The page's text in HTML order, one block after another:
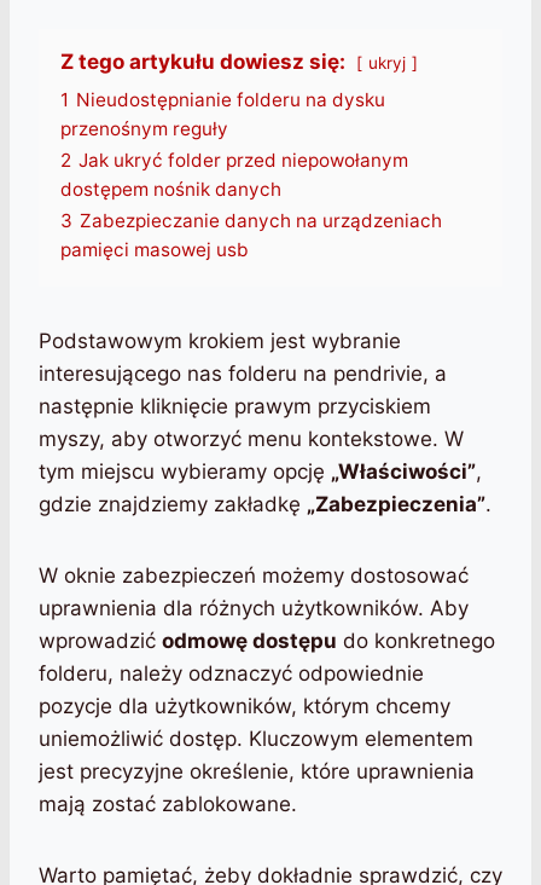
Z tego artykułu dowiesz się: ukryj
1 Nieudostępnianie folderu na dysku
przenośnym reguły
2 Jak ukryć folder przed niepowołanym
dostępem nośnik danych
3 Zabezpieczanie danych na urządzeniach
pamięci masowej usb
Podstawowym krokiem jest wybranie
interesującego nas folderu na pendrivie, a
następnie kliknięcie prawym przyciskiem
myszy, aby otworzyć menu kontekstowe. W
tym miejscu wybieramy opcję „Właściwości”,
gdzie znajdziemy zakładkę „Zabezpieczenia”.
W oknie zabezpieczeń możemy dostosować
uprawnienia dla różnych użytkowników. Aby
wprowadzić odmowę dostępu do konkretnego
folderu, należy odznaczyć odpowiednie
pozycje dla użytkowników, którym chcemy
uniemożliwić dostęp. Kluczowym elementem
jest precyzyjne określenie, które uprawnienia
mają zostać zablokowane.
Warto pamiętać, żeby dokładnie sprawdzić, czy